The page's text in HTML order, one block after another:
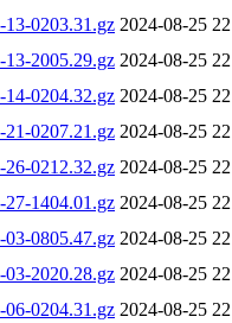
0203.31.gz 2024-08-25
2005.29.gz 2024-08-25
0204.32.gz 2024-08-25
0207.21.gz 2024-08-25
0212.32.gz 2024-08-25
1404.01.gz 2024-08-25
0805.47.gz 2024-08-25
2020.28.gz 2024-08-25
0204.31.gz 2024-08-25